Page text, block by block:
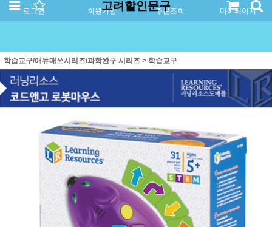
로그인 회원가입 주문조회 마이페이지
고려할인문구
학습교구/애듀매쓰시리즈/과학완구 시리즈 > 학습교구